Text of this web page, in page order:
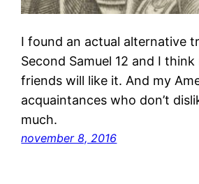
I found an actual alternative
Second Samuel 12 and I
friends will like it. And my
acquaintances who don’t
much.
november 8, 2016